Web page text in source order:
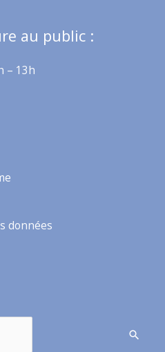
au public :
– 13h
données